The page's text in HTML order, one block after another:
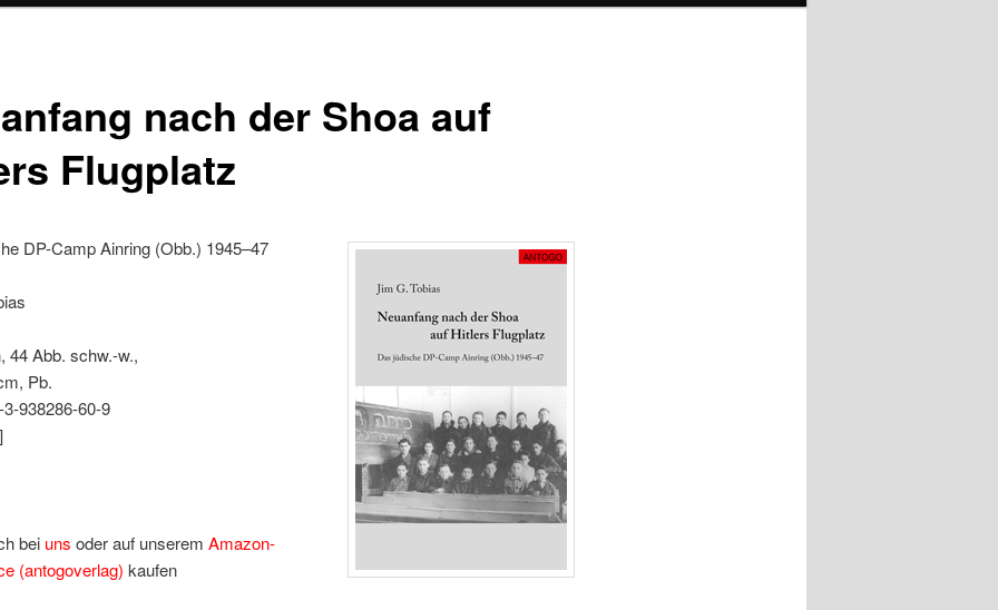
nach der Shoa auf
Flugplatz
DP-Camp Ainring (Obb.) 1945–47
44 Abb. schw.-w.,
Pb.
938286-60-9
bei uns oder auf unserem Amazon-
(antogoverlag) kaufen